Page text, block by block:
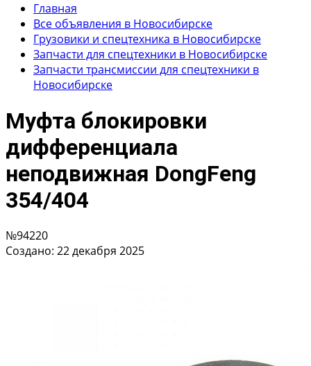
Главная
Все объявления в Новосибирске
Грузовики и спецтехника в Новосибирске
Запчасти для спецтехники в Новосибирске
Запчасти трансмиссии для спецтехники в
Новосибирске
Муфта блокировки
дифференциала
неподвижная DongFeng
354/404
№94220
Создано: 22 декабря 2025